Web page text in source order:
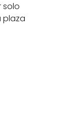
solo
plaza